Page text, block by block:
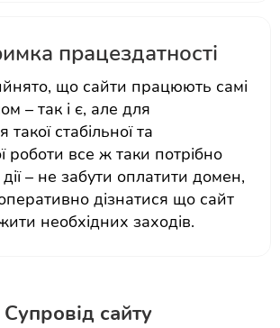
працездатності
що сайти працюють самі
– так і є, але для
стабільної та
роботи все ж таки потрібно
– не забути оплатити домен,
дізнатися що сайт
необхідних заходів.
Супровід сайту